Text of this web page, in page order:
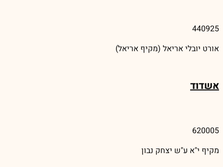
440925
אורט יובלי אריאל (מקיף אריאל)
אשדוד
620005
מקיף י"א ע"ש יצחק נבון